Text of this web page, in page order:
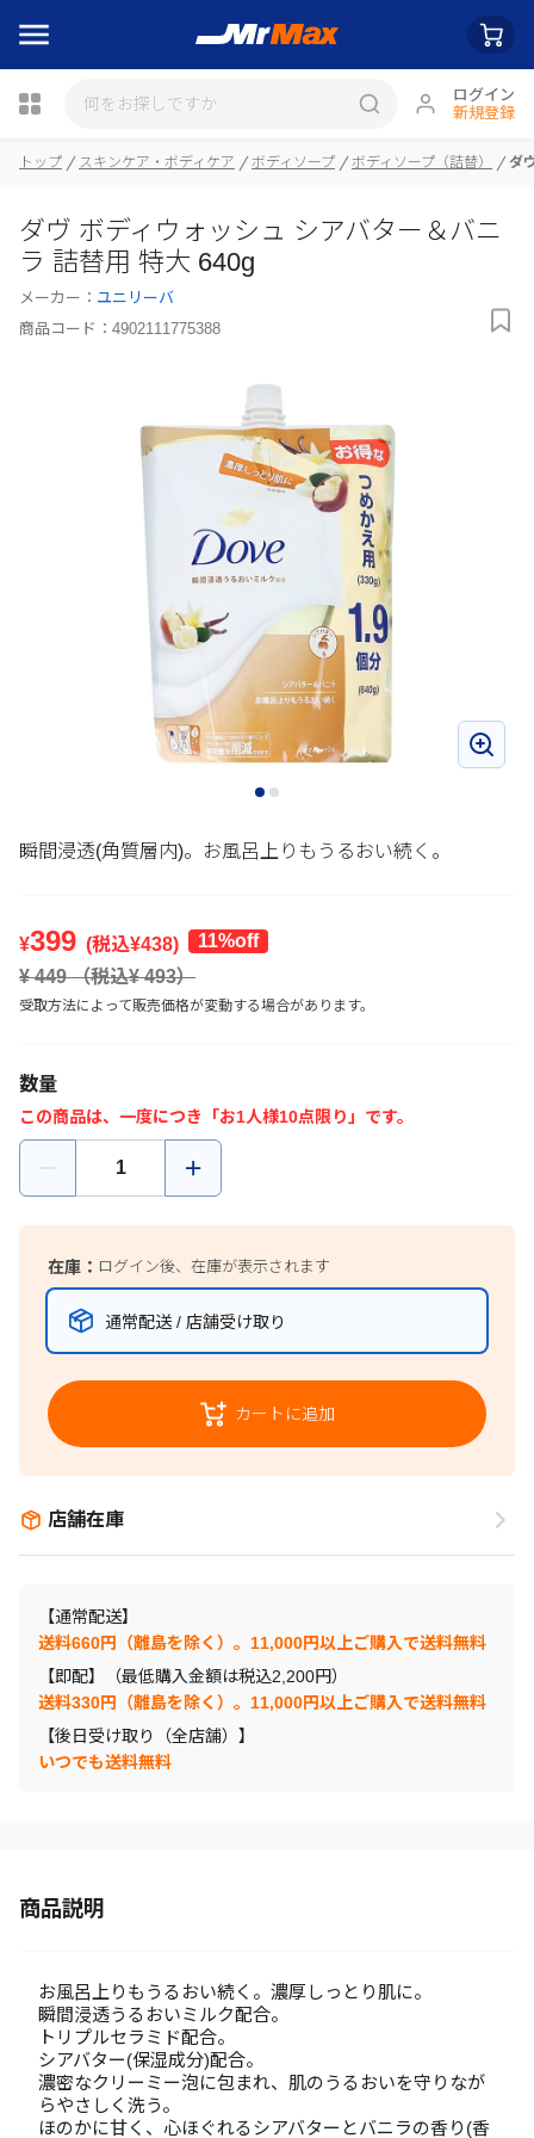
ログイン
新規登録
瓶詰
トップ スキンケア・ボディケア ボディソープ ボディソープ（詰替） ダ
ダヴ ボディウォッシュ シアバター＆バニ
ラ 詰替用 特大 640g
メーカー： ユニリーバ
商品コード： 4902111775388
瞬間浸透(角質層内)。お風呂上りもうるおい続く。
¥399 (税込¥438)
11%off
¥ 449（税込¥493）
受取方法によって販売価格が変動する場合があります。
数量
この商品は、一度につき「お1人様10点限り」です。
在庫： ログイン後、在庫が表示されます
通常配送 / 店舗受け取り
カートに追加
店舗在庫
【通常配送】
送料660円（離島を除く）。11,000円以上ご購入で送料無料
【即配】（最低購入金額は税込2,200円）
送料330円（離島を除く）。11,000円以上ご購入で送料無料
【後日受け取り（全店舗）】
いつでも送料無料
商品説明
お風呂上りもうるおい続く。濃厚しっとり肌に。
瞬間浸透うるおいミルク配合。
トリプルセラミド配合。
シアバター(保湿成分)配合。
濃密なクリーミー泡に包まれ、肌のうるおいを守りなが
らやさしく洗う。
ほのかに甘く、心ほぐれるシアバターとバニラの香り(香